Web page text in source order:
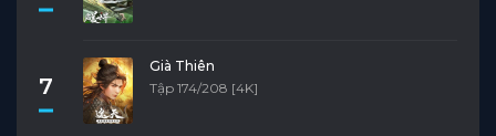
7
Già Thiên
Tập 174/208 [4K]